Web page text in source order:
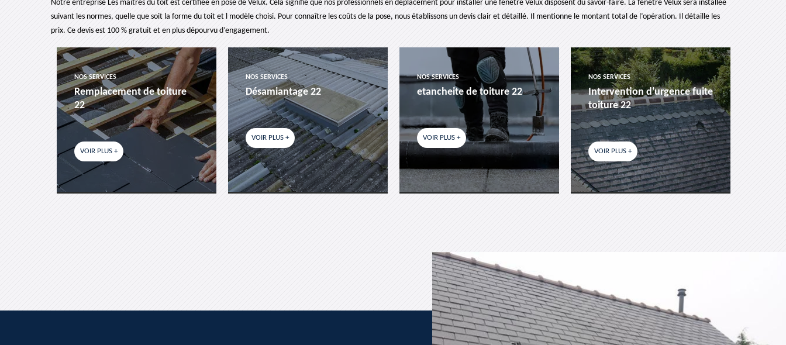
Notre entreprise Les maîtres du toit est certifiée en pose de Velux. Cela signifie que nos professionnels en déplacement pour installer une fenêtre Velux disposent du savoir-faire. La fenêtre Velux sera installée
suivant les normes, quelle que soit la forme du toit et l modèle choisi. Pour connaître les coûts de la pose, nous établissons un devis clair et détaillé. Il mentionne le montant total de l’opération. Il détaille les
prix. Ce devis est 100 % gratuit et en plus dépourvu d’engagement.
NOS SERVICES
Remplacement de toiture
22
VOIR PLUS +
NOS SERVICES
Désamiantage 22
VOIR PLUS +
NOS SERVICES
etancheite de toiture 22
VOIR PLUS +
NOS SERVICES
Intervention d'urgence fuite
toiture 22
VOIR PLUS +